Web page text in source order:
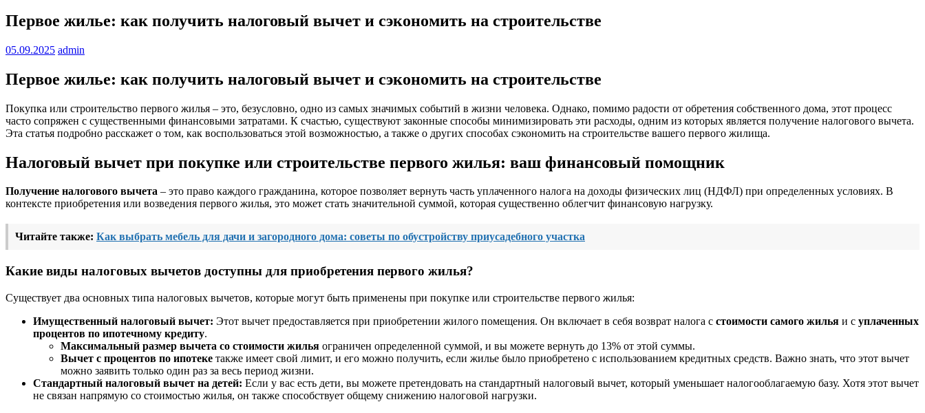
Первое жилье: как получить налоговый вычет и сэкономить на строительстве
05.09.2025 admin
Первое жилье: как получить налоговый вычет и сэкономить на строительстве
Покупка или строительство первого жилья – это, безусловно, одно из самых значимых событий в жизни человека. Однако, помимо радости от обретения собственного дома, этот процесс
часто сопряжен с существенными финансовыми затратами. К счастью, существуют законные способы минимизировать эти расходы, одним из которых является получение налогового вычета.
Эта статья подробно расскажет о том, как воспользоваться этой возможностью, а также о других способах сэкономить на строительстве вашего первого жилища.
Налоговый вычет при покупке или строительстве первого жилья: ваш финансовый помощник
Получение налогового вычета – это право каждого гражданина, которое позволяет вернуть часть уплаченного налога на доходы физических лиц (НДФЛ) при определенных условиях. В
контексте приобретения или возведения первого жилья, это может стать значительной суммой, которая существенно облегчит финансовую нагрузку.
Читайте также: Как выбрать мебель для дачи и загородного дома: советы по обустройству приусадебного участка
Какие виды налоговых вычетов доступны для приобретения первого жилья?
Существует два основных типа налоговых вычетов, которые могут быть применены при покупке или строительстве первого жилья:
Имущественный налоговый вычет: Этот вычет предоставляется при приобретении жилого помещения. Он включает в себя возврат налога с стоимости самого жилья и с уплаченных
процентов по ипотечному кредиту.
Максимальный размер вычета со стоимости жилья ограничен определенной суммой, и вы можете вернуть до 13% от этой суммы.
Вычет с процентов по ипотеке также имеет свой лимит, и его можно получить, если жилье было приобретено с использованием кредитных средств. Важно знать, что этот вычет
можно заявить только один раз за весь период жизни.
Стандартный налоговый вычет на детей: Если у вас есть дети, вы можете претендовать на стандартный налоговый вычет, который уменьшает налогооблагаемую базу. Хотя этот вычет
не связан напрямую со стоимостью жилья, он также способствует общему снижению налоговой нагрузки.